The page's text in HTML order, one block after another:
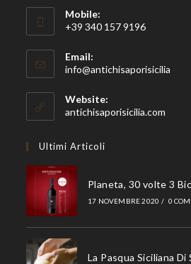
Mobile:
+39 340 157 9196
Email:
info@antichisaporisicilia
Website:
antichisaporisicilia.com
Ultimi Articoli
Planeta, 30 volte 3
17 NOVEMBRE 2020 / 0
La Pasqua Siciliana Di